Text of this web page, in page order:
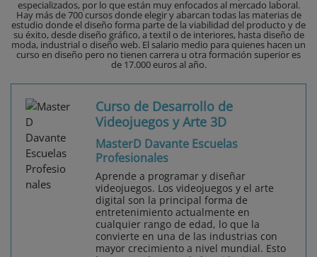
especializados, por lo que están muy enfocados al mercado laboral.
Hay más de 700 cursos donde elegir y abarcan todas las materias de
estudio donde el diseño forma parte de la viabilidad del producto y de
su éxito, desde diseño gráfico, a textil o de interiores, hasta diseño de
moda, industrial o diseño web. El salario medio para quienes hacen un
curso en diseño pero no tienen carrera u otra formación superior es
de 17.000 euros al año.
Curso de Desarrollo de
Videojuegos y Arte 3D
MasterD Davante Escuelas
Profesionales
Aprende a programar y diseñar
videojuegos. Los videojuegos y el arte
digital son la principal forma de
entretenimiento actualmente en
cualquier rango de edad, lo que la
convierte en una de las industrias con
mayor crecimiento a nivel mundial. Esto